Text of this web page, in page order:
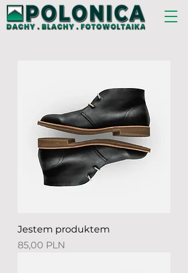
Jestem produktem
Preis
85,00 PLN